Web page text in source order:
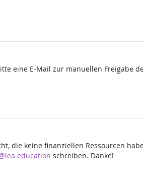
eine E-Mail zur manuellen Freigabe
die keine finanziellen Ressourcen
schreiben. Danke!